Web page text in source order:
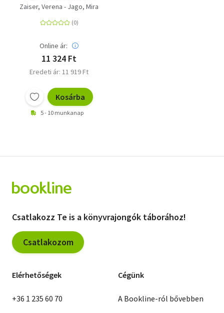
Zaiser, Verena - Jago, Mira
Online ár:
11 324 Ft
Eredeti ár: 11 919 Ft
Kosárba
5 - 10 munkanap
Csatlakozz Te is a könyvrajongók táborához!
Csatlakozom
Elérhetőségek
+36 1 235 60 70
Cégünk
A Bookline-ról bővebben